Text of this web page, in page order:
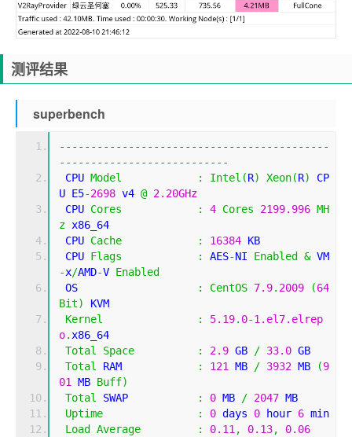
测评结果
superbench
-------------------------------------------
---------------------------
CPU Model : Intel (R) Xeon(R)
CP
U E5-2698 v4 @ 2.20GHz
CPU Cores : 4 Cores 2199.996 MH
z x86_64
CPU Cache : 16384 KB
CPU Flags : AES-NI Enabled & VM
-x/AMD-V Enabled
OS
: CentOS 7.9. 2009 (64
Bit)
KVM
Kernel
: 5.19. 0-1.el7.elrep
o. x86_64
Total
Space : 2.9 GB / 33.0 GB
Total
RAM : 121 MB / 3932 MB (9
01
MB Buff)
Total
SWAP : 0 MB / 2047 MB
Uptime
: 0 days 0 hour 6 min
Load
Average : 0.11 , 0.13,
0.06